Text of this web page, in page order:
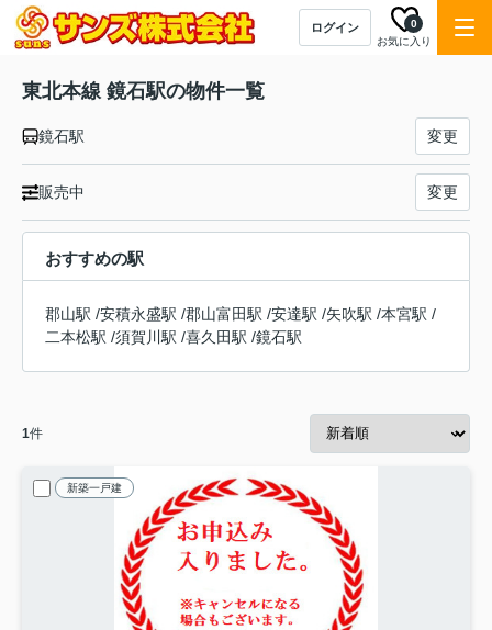
ログイン
お気に入り
0
東北本線 鏡石駅の物件一覧
鏡石駅 変更
販売中 変更
おすすめの駅
郡山駅 /安積永盛駅 /郡山富田駅 /安達駅 /矢吹駅 /本宮駅 /
二本松駅 /須賀川駅 /喜久田駅 /鏡石駅
1件
新築一戸建